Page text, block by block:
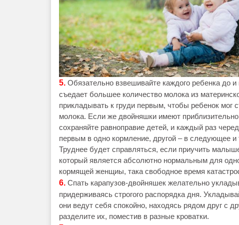
5. Обязательно взвешивайте каждого ребенка до
съедает большее количество молока из
прикладывать к груди первым, чтобы ребенок мог
молока. Если же двойняшки имеют
сохраняйте равноправие детей, и каждый раз
первым в одно кормление, другой – в следующее и
Труднее будет справляться, если приучить
который является абсолютно нормальным для
кормящей женщиы, така свободное время
6. Спать карапузов-двойняшек желательно
придерживаясь строгого распорядка дня.
они ведут себя спокойно, находясь рядом друг с
разделите их, поместив в разные кроватки.